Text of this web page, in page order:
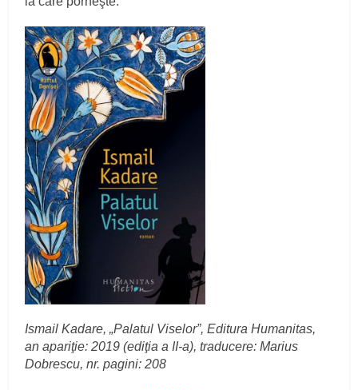
Ismail Kadare, „Palatul Viselor”, Editura Humanitas,
an apariţie: 2019 (ediţia a II-a), traducere: Marius
Dobrescu, nr. pagini: 208